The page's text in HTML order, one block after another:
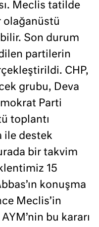
Meclis tatilde
olağanüstü
Son durum
partilerin
CHP,
grubu, Deva
Parti
toplantı
ile destek
bir takvim
15
konuşma
Meclis’in
bu kararı